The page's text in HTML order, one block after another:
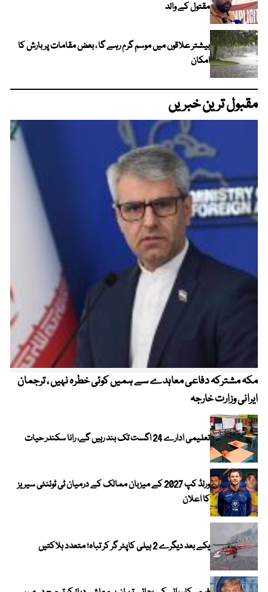
مقتول کے والد
بیشتر علاقوں میں موسم گرم رہے گا ، بعض مقامات پر بارش کا
امکان
مقبول ترین خبریں
مکہ مشترکہ دفاعی معاہدے سے ہمیں کوئی خطرہ نہیں ، ترجمان
ایرانی وزارت خارجہ
تعلیمی ادارے 24 اگست تک بند رہیں گے، رانا سکندر حیات
ورلڈ کپ 2027 کے میزبان ممالک کے درمیان ٹی ٹوئنٹی سیریز
کا اعلان
یکے بعد دیگرے 2 ہیلی کاپٹر گر کر تباہ؛ متعدد ہلاکتیں